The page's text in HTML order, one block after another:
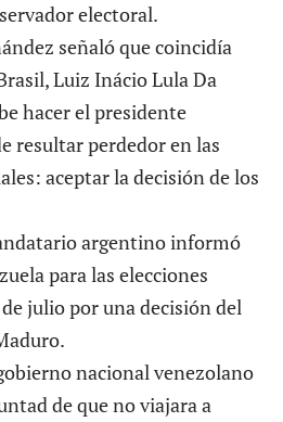
electoral.
señaló que coincidía
Luiz Inácio Lula Da
hacer el presidente
resultar perdedor en las
aceptar la decisión de los
argentino informó
para las elecciones
julio por una decisión del
nacional venezolano
de que no viajara a